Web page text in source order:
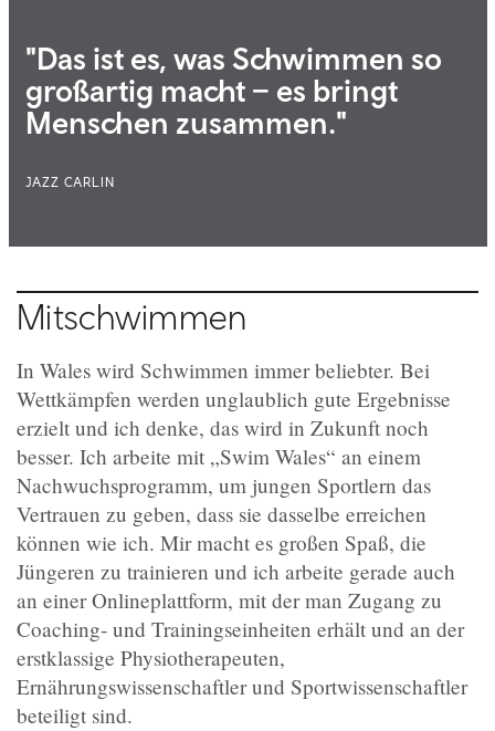
"Das ist es, was Schwimmen so
großartig macht – es bringt
Menschen zusammen."
JAZZ CARLIN
Mitschwimmen
In Wales wird Schwimmen immer beliebter. Bei
Wettkämpfen werden unglaublich gute Ergebnisse
erzielt und ich denke, das wird in Zukunft noch
besser. Ich arbeite mit „Swim Wales“ an einem
Nachwuchsprogramm, um jungen Sportlern das
Vertrauen zu geben, dass sie dasselbe erreichen
können wie ich. Mir macht es großen Spaß, die
Jüngeren zu trainieren und ich arbeite gerade auch
an einer Onlineplattform, mit der man Zugang zu
Coaching- und Trainingseinheiten erhält und an der
erstklassige Physiotherapeuten,
Ernährungswissenschaftler und Sportwissenschaftler
beteiligt sind.